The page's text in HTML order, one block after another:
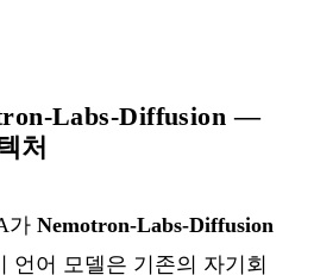
Labs-Diffusion —
처
가 Nemotron-Labs-Diffusion
언어 모델은 기존의 자기회